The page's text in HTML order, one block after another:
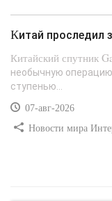
Китай
Китайский спутник
необычную
ступенью...
07-авг-2026
Новости мира